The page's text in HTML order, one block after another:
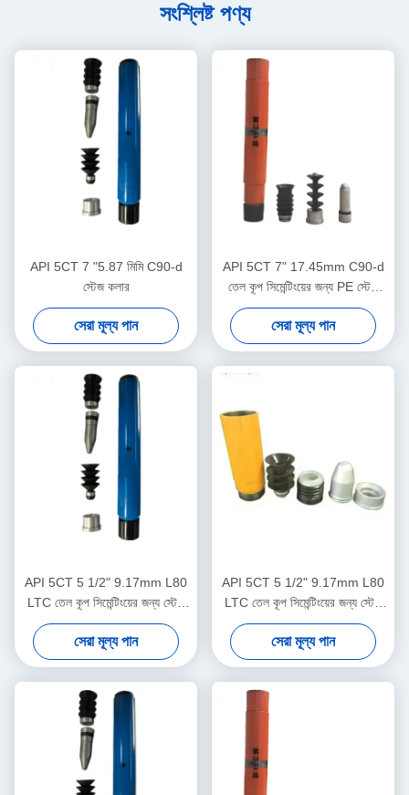
সংশ্লিষ্ট পণ্য
API 5CT 7 "5.87 মিমি C90-d
স্টেজ কলার
সেরা মূল্য পান
API 5CT 7" 17.45mm C90-d
তেল কূপ সিমেন্টিংয়ের জন্য PE স্টেজ
কলার
সেরা মূল্য পান
API 5CT 5 1/2" 9.17mm L80
LTC তেল কূপ সিমেন্টিংয়ের জন্য স্টেজ
কলার
সেরা মূল্য পান
API 5CT 5 1/2" 9.17mm L80
LTC তেল কূপ সিমেন্টিংয়ের জন্য স্টেজ
কলার
সেরা মূল্য পান